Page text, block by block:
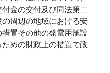
金の交付及び同法第二
周辺の地域における安
置その他の発電用施設
めの財政上の措置で政